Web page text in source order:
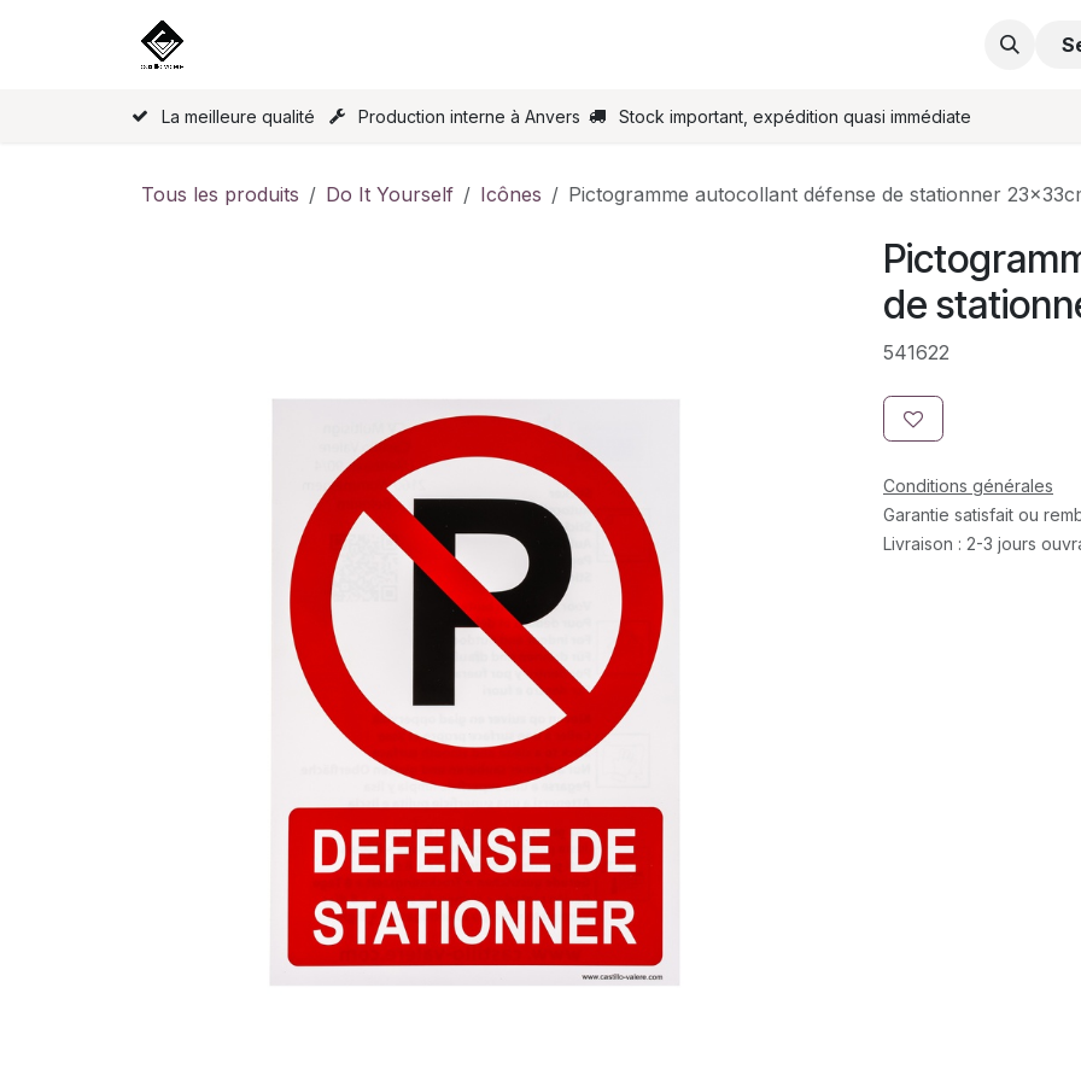
Commande en ligne
La meilleure qualité Production interne à Anvers Stock important, expédition quasi immédiate
Tous les produits Do It Yourself Icônes Pictogramme autocollant défense de stationner
de
541622
Conditions générales
Garantie satisfait ou
Livraison : 2-3 jours